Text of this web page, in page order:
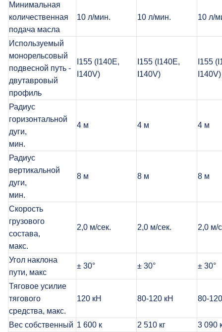
Минимальная
количественная
подача масла
10 л/мин. 10 л/мин. 10 л/
Используемый
монорельсовый
подвесной путь -
двутавровый
профиль
I155 (I140E,
I140V)
I155 (I140E,
I140V)
I155
I140V)
Радиус
горизонтальной
дуги,
мин.
4 м 4 м 4 м
Радиус
вертикальной
дуги,
мин.
8 м 8 м 8 м
Скорость
грузового
состава,
макс.
2,0 м/сек. 2,0 м/сек. 2,0 м/
Угол наклона
пути, макс
± 30° ± 30° ± 30°
Тяговое усилие
тягового
средства, макс.
120 кН 80-120 кН 80-
Вес собственный 1 600 к 2 510 кг 3 090